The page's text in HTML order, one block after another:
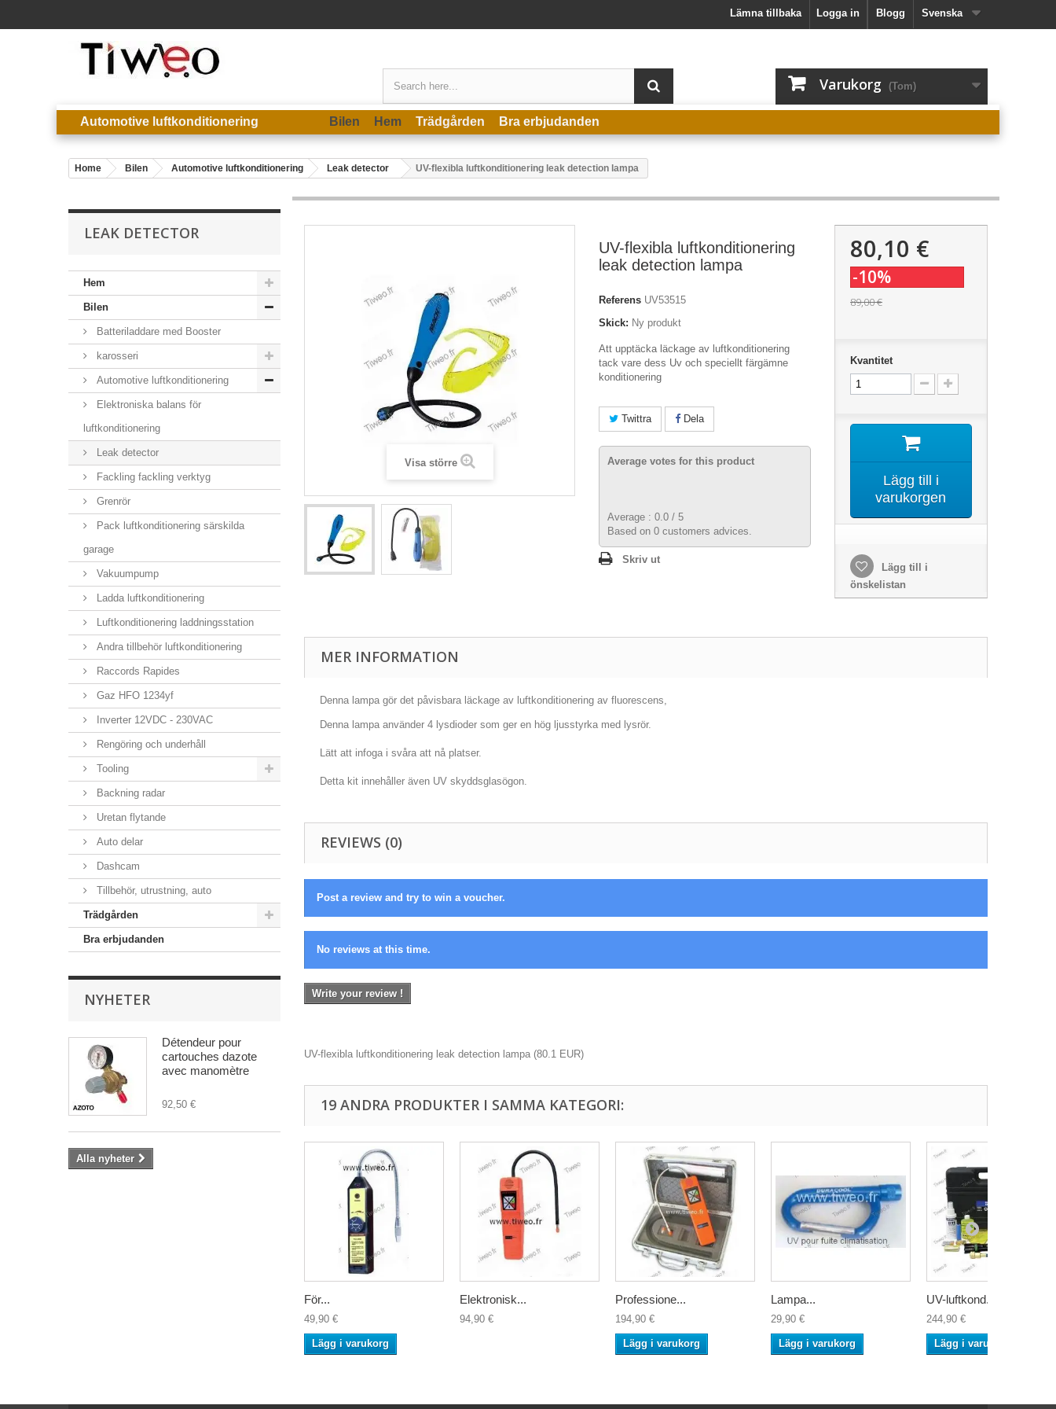
Svenska
Blogg
Logga in
Lämna tillbaka
Varukorg (Tom)
Automotive luftkonditionering Bilen Hem Trädgården Bra erbjudanden
Home Bilen Automotive luftkonditionering Leak detector UV-flexibla luftkonditionering leak detection lampa
LEAK DETECTOR
Hem
Bilen
Batteriladdare med Booster
karosseri
Automotive luftkonditionering
Elektroniska balans för
luftkonditionering
Leak detector
Fackling fackling verktyg
Grenrör
Pack luftkonditionering särskilda
garage
Vakuumpump
Ladda luftkonditionering
Luftkonditionering laddningsstation
Andra tillbehör luftkonditionering
Raccords Rapides
Gaz HFO 1234yf
Inverter 12VDC - 230VAC
Rengöring och underhåll
Tooling
Backning radar
Uretan flytande
Auto delar
Dashcam
Tillbehör, utrustning, auto
Trädgården
Bra erbjudanden
NYHETER
Détendeur pour
cartouches dazote
avec manomètre
92,50 €
Alla nyheter
Visa större
UV-flexibla luftkonditionering
leak detection lampa
Referens UV53515
Skick: Ny produkt
Att upptäcka läckage av luftkonditionering
tack vare dess Uv och speciellt färgämne
konditionering
Twittra Dela
Average votes for this product
Average : 0.0 / 5
Based on 0 customers advices.
Skriv ut
80,10 €
-10%
89,00 €
Kvantitet
Lägg till i
varukorgen
Lägg till i
önskelistan
MER INFORMATION
Denna lampa gör det påvisbara läckage av luftkonditionering av fluorescens,
Denna lampa använder 4 lysdioder som ger en hög ljusstyrka med lysrör.
Lätt att infoga i svåra att nå platser.
Detta kit innehåller även UV skyddsglasögon.
REVIEWS (0)
Post a review and try to win a voucher.
No reviews at this time.
Write your review !
UV-flexibla luftkonditionering leak detection lampa (80.1 EUR)
19 ANDRA PRODUKTER I SAMMA KATEGORI:
För...
49,90 €
Lägg i varukorg
Elektronisk...
94,90 €
Professione...
194,90 €
Lägg i varukorg
Lampa...
29,90 €
Lägg i varukorg
UV-luftkond...
244,90 €
Lägg i varukorg